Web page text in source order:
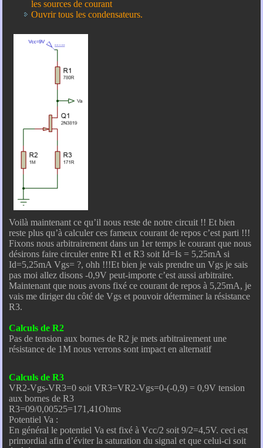
les sources de courant
Ouvrir tous les condensateurs.
Voilà maintenant ce qu’il nous reste de notre circuit !! Et bien
reste plus qu’à calculer ces fameux courant de repos c’est parti !!!
Fixons nous arbitrairement dans un 1er temps le courant que nous
désirons faire circuler entre R1 et R3 soit Id=Is = 5,25mA si
Id=5,25mA Vgs= ?, ohh !!!Et bien je vais prendre un Vgs je sais
pas moi allez disons -0,9V peut-importe c’est aussi arbitraire.
Maintenant que nous avons fixé ce courant de repos à 5,25mA, je
vais me diriger du côté de Vgs et pouvoir déterminer la résistance
R3.
Calculs de R2
Pas de tension aux bornes de R2 je mets arbitrairement une
résistance de 1M nous verrons sont impact en alternatif
Calculs de R3
VR2-Vgs-VR3=0 soit VR3=VR2-Vgs=0-(-0,9) = 0,9V tension
aux bornes de R3
R3=09/0,00525=171,41Ohms
Potentiel Va :
En général le potentiel Va est fixé à Vcc/2 soit 9/2=4,5V. ceci est
primordial afin d’éviter la saturation du signal et que celui-ci soit